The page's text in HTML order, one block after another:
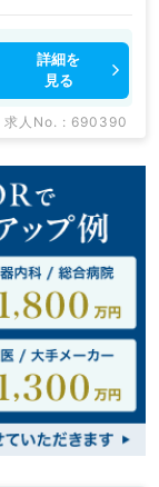
詳細を
見る
求人No. : 690390